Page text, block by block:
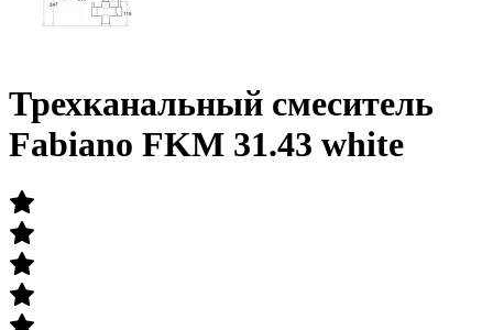
Трехканальный смеситель
Fabiano FKM 31.43 white